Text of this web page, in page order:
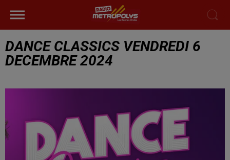
DANCE CLASSICS VENDREDI 6
DECEMBRE 2024